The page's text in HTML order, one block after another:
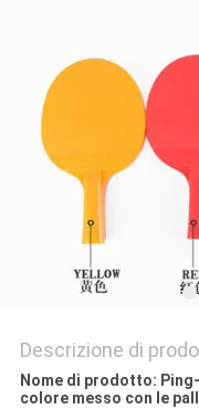
PRIVACY
POLICY
Descrizione di
Nome di prodotto:
colore messo con le